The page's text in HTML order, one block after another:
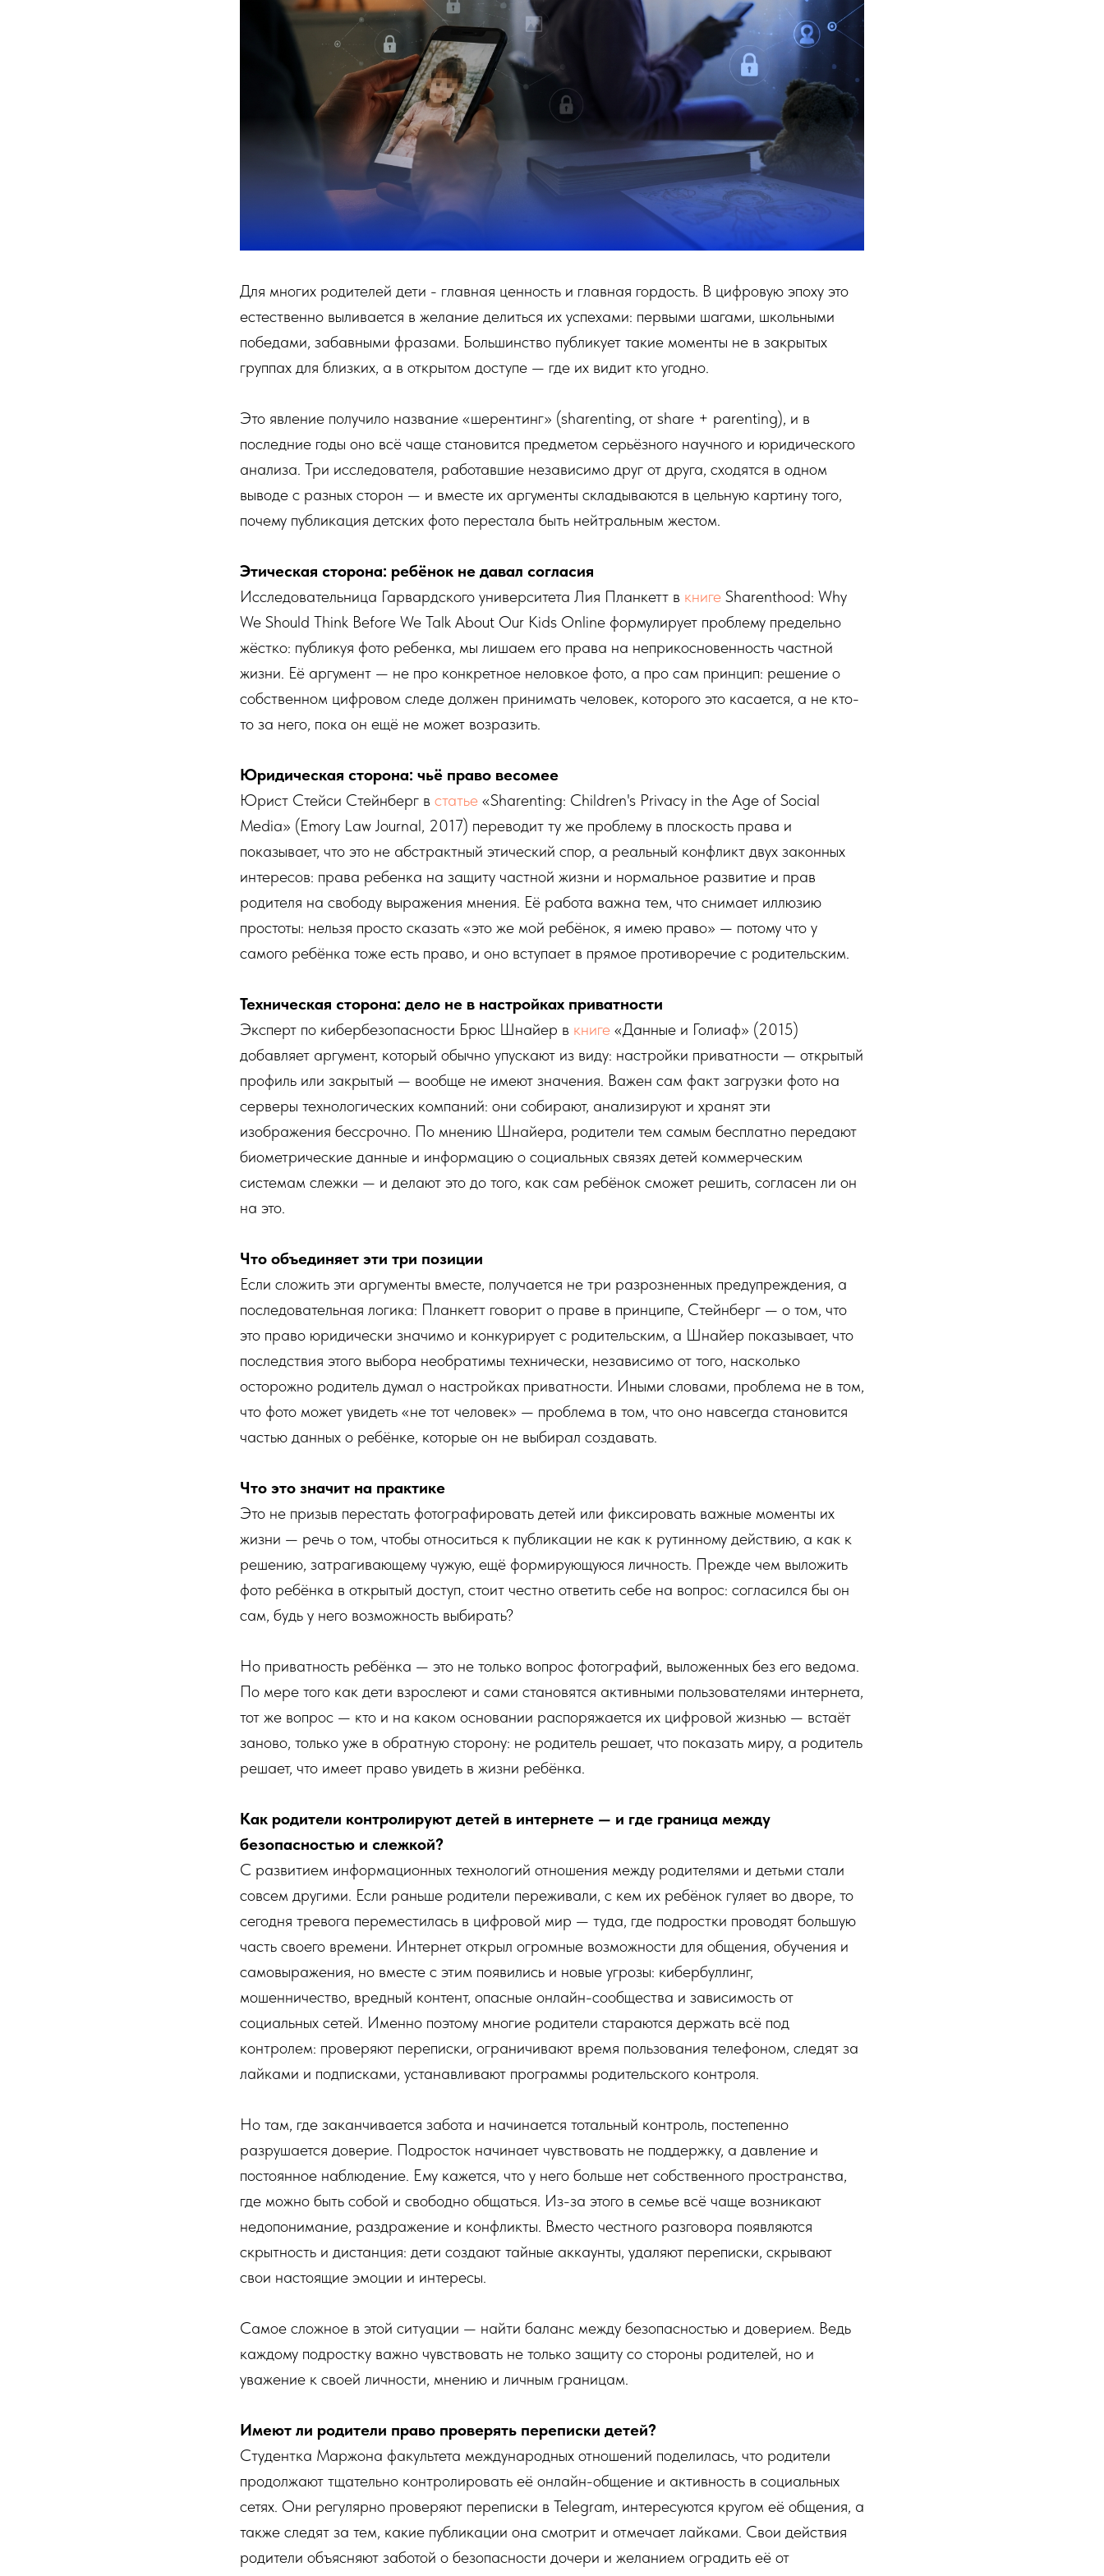
Для многих родителей дети - главная ценность и главная гордость. В цифровую эпоху это
естественно выливается в желание делиться их успехами: первыми шагами, школьными
победами, забавными фразами. Большинство публикует такие моменты не в закрытых
группах для близких, а в открытом доступе — где их видит кто угодно.
Это явление получило название «шерентинг» (sharenting, от share + parenting), и в
последние годы оно всё чаще становится предметом серьёзного научного и юридического
анализа. Три исследователя, работавшие независимо друг от друга, сходятся в одном
выводе с разных сторон — и вместе их аргументы складываются в цельную картину того,
почему публикация детских фото перестала быть нейтральным жестом.
Этическая сторона: ребёнок не давал согласия
Исследовательница Гарвардского университета Лия Планкетт в книге Sharenthood: Why
We Should Think Before We Talk About Our Kids Online формулирует проблему предельно
жёстко: публикуя фото ребенка, мы лишаем его права на неприкосновенность частной
жизни. Её аргумент — не про конкретное неловкое фото, а про сам принцип: решение о
собственном цифровом следе должен принимать человек, которого это касается, а не кто-
то за него, пока он ещё не может возразить.
Юридическая сторона: чьё право весомее
Юрист Стейси Стейнберг в статье «Sharenting: Children's Privacy in the Age of Social
Media» (Emory Law Journal, 2017) переводит ту же проблему в плоскость права и
показывает, что это не абстрактный этический спор, а реальный конфликт двух законных
интересов: права ребенка на защиту частной жизни и нормальное развитие и прав
родителя на свободу выражения мнения. Её работа важна тем, что снимает иллюзию
простоты: нельзя просто сказать «это же мой ребёнок, я имею право» — потому что у
самого ребёнка тоже есть право, и оно вступает в прямое противоречие с родительским.
Техническая сторона: дело не в настройках приватности
Эксперт по кибербезопасности Брюс Шнайер в книге «Данные и Голиаф» (2015)
добавляет аргумент, который обычно упускают из виду: настройки приватности — открытый
профиль или закрытый — вообще не имеют значения. Важен сам факт загрузки фото на
серверы технологических компаний: они собирают, анализируют и хранят эти
изображения бессрочно. По мнению Шнайера, родители тем самым бесплатно передают
биометрические данные и информацию о социальных связях детей коммерческим
системам слежки — и делают это до того, как сам ребёнок сможет решить, согласен ли он
на это.
Что объединяет эти три позиции
Если сложить эти аргументы вместе, получается не три разрозненных предупреждения, а
последовательная логика: Планкетт говорит о праве в принципе, Стейнберг — о том, что
это право юридически значимо и конкурирует с родительским, а Шнайер показывает, что
последствия этого выбора необратимы технически, независимо от того, насколько
осторожно родитель думал о настройках приватности. Иными словами, проблема не в том,
что фото может увидеть «не тот человек» — проблема в том, что оно навсегда становится
частью данных о ребёнке, которые он не выбирал создавать.
Что это значит на практике
Это не призыв перестать фотографировать детей или фиксировать важные моменты их
жизни — речь о том, чтобы относиться к публикации не как к рутинному действию, а как к
решению, затрагивающему чужую, ещё формирующуюся личность. Прежде чем выложить
фото ребёнка в открытый доступ, стоит честно ответить себе на вопрос: согласился бы он
сам, будь у него возможность выбирать?
Но приватность ребёнка — это не только вопрос фотографий, выложенных без его ведома.
По мере того как дети взрослеют и сами становятся активными пользователями интернета,
тот же вопрос — кто и на каком основании распоряжается их цифровой жизнью — встаёт
заново, только уже в обратную сторону: не родитель решает, что показать миру, а родитель
решает, что имеет право увидеть в жизни ребёнка.
Как родители контролируют детей в интернете — и где граница между
безопасностью и слежкой?
С развитием информационных технологий отношения между родителями и детьми стали
совсем другими. Если раньше родители переживали, с кем их ребёнок гуляет во дворе, то
сегодня тревога переместилась в цифровой мир — туда, где подростки проводят большую
часть своего времени. Интернет открыл огромные возможности для общения, обучения и
самовыражения, но вместе с этим появились и новые угрозы: кибербуллинг,
мошенничество, вредный контент, опасные онлайн-сообщества и зависимость от
социальных сетей. Именно поэтому многие родители стараются держать всё под
контролем: проверяют переписки, ограничивают время пользования телефоном, следят за
лайками и подписками, устанавливают программы родительского контроля.
Но там, где заканчивается забота и начинается тотальный контроль, постепенно
разрушается доверие. Подросток начинает чувствовать не поддержку, а давление и
постоянное наблюдение. Ему кажется, что у него больше нет собственного пространства,
где можно быть собой и свободно общаться. Из-за этого в семье всё чаще возникают
недопонимание, раздражение и конфликты. Вместо честного разговора появляются
скрытность и дистанция: дети создают тайные аккаунты, удаляют переписки, скрывают
свои настоящие эмоции и интересы.
Самое сложное в этой ситуации — найти баланс между безопасностью и доверием. Ведь
каждому подростку важно чувствовать не только защиту со стороны родителей, но и
уважение к своей личности, мнению и личным границам.
Имеют ли родители право проверять переписки детей?
Студентка Маржона факультета международных отношений поделилась, что родители
продолжают тщательно контролировать её онлайн-общение и активность в социальных
сетях. Они регулярно проверяют переписки в Telegram, интересуются кругом её общения, а
также следят за тем, какие публикации она смотрит и отмечает лайками. Свои действия
родители объясняют заботой о безопасности дочери и желанием оградить её от